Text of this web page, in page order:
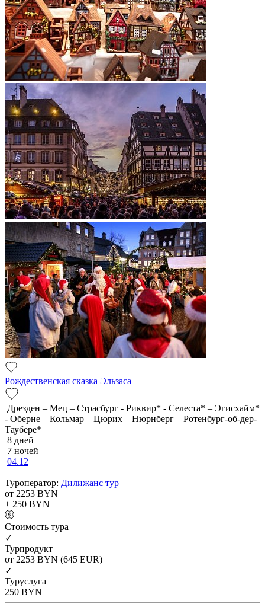
Рождественская сказка Эльзаса
Дрезден – Мец – Страсбург - Риквир* - Селеста* – Эгисхайм*
- Оберне – Кольмар – Цюрих – Нюрнберг – Ротенбург-об-дер-
Таубере*
8 дней
7 ночей
04.12
Туроператор: Дилижанс тур
от 2253 BYN
+ 250 BYN
Cтоимость тура
✓
Турпродукт
от 2253 BYN (645 EUR)
✓
Туруслуга
250 BYN